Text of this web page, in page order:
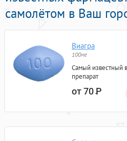
самолётом в Ваш
Виагра
100мг
Самый известный
препарат
от 70Р